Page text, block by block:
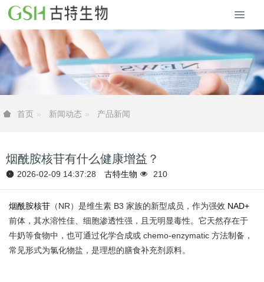
首页 新闻动态 产品新闻
烟酰胺核苷有什么健康增益？
2026-02-09 14:37:28 古特生物 210
烟酰胺核苷 （NR）是维生素 B3 家族的新型成员，作为强效 NAD+
前体，其水溶性佳、细胞渗透性强，且无明显毒性。它天然存在于
牛奶等食物中，也可通过化学合成或 chemo-enzymatic 方法制备，
常见形式为氯化物盐，是理想的膳食补充剂原料。